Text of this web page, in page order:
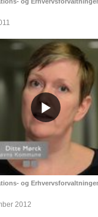
og
2012